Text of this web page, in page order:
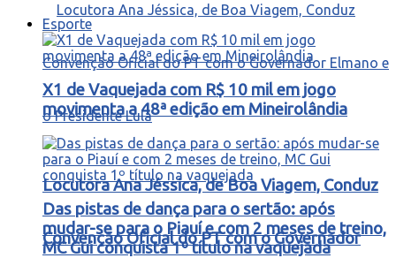
Locutora Ana Jéssica, de Boa Viagem, Conduz
Convenção Oficial do PT com o Governador
Esporte
X1 de Vaquejada com R$ 10 mil em jogo
movimenta a 48ª edição em Mineirolândia
Das pistas de dança para o sertão: após
mudar-se para o Piauí e com 2 meses de treino,
MC Gui conquista 1º título na vaquejada